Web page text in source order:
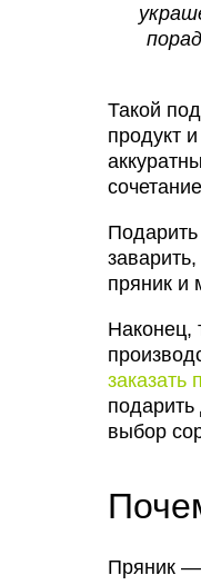
Такой
продукт
пряник и
Наконец,
заказать
выбор
Пряник —